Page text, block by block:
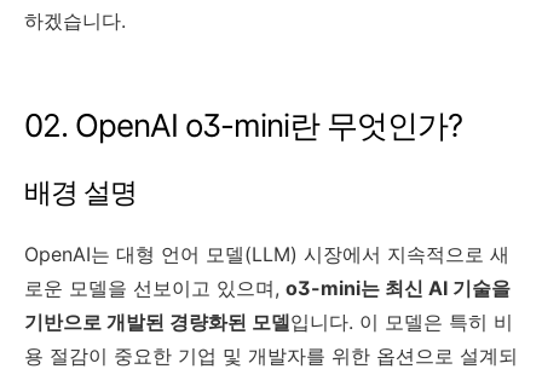
하겠습니다.
02. OpenAI o3-mini란 무엇인가?
배경 설명
OpenAI는 대형 언어 모델(LLM) 시장에서 지속적으로 새
로운 모델을 선보이고 있으며, o3-mini는 최신 AI 기술을
기반으로 개발된 경량화된 모델입니다. 이 모델은 특히 비
용 절감이 중요한 기업 및 개발자를 위한 옵션으로 설계되